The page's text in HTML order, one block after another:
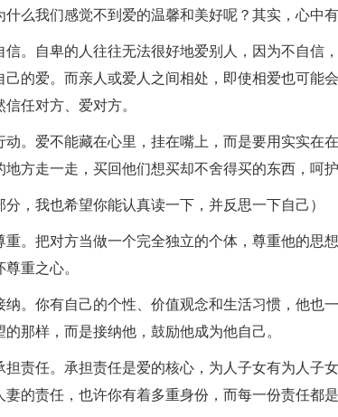
什么我们感觉不到爱的温馨和美好呢？其实，心中
信。自卑的人往往无法很好地爱别人，因为不自信
己的爱。而亲人或爱人之间相处，即使相爱也可能
任对方、爱对方。
动。爱不能藏在心里，挂在嘴上，而是要用实实在
方走一走，买回他们想买却不舍得买的东西，呵
分，我也希望你能认真读一下，并反思一下自己）
重。把对方当做一个完全独立的个体，尊重他的思
重之心。
纳。你有自己的个性、价值观念和生活习惯，他也
那样，而是接纳他，鼓励他成为他自己。
担责任。承担责任是爱的核心，为人子女有为人子
的责任，也许你有着多重身份，而每一份责任都是